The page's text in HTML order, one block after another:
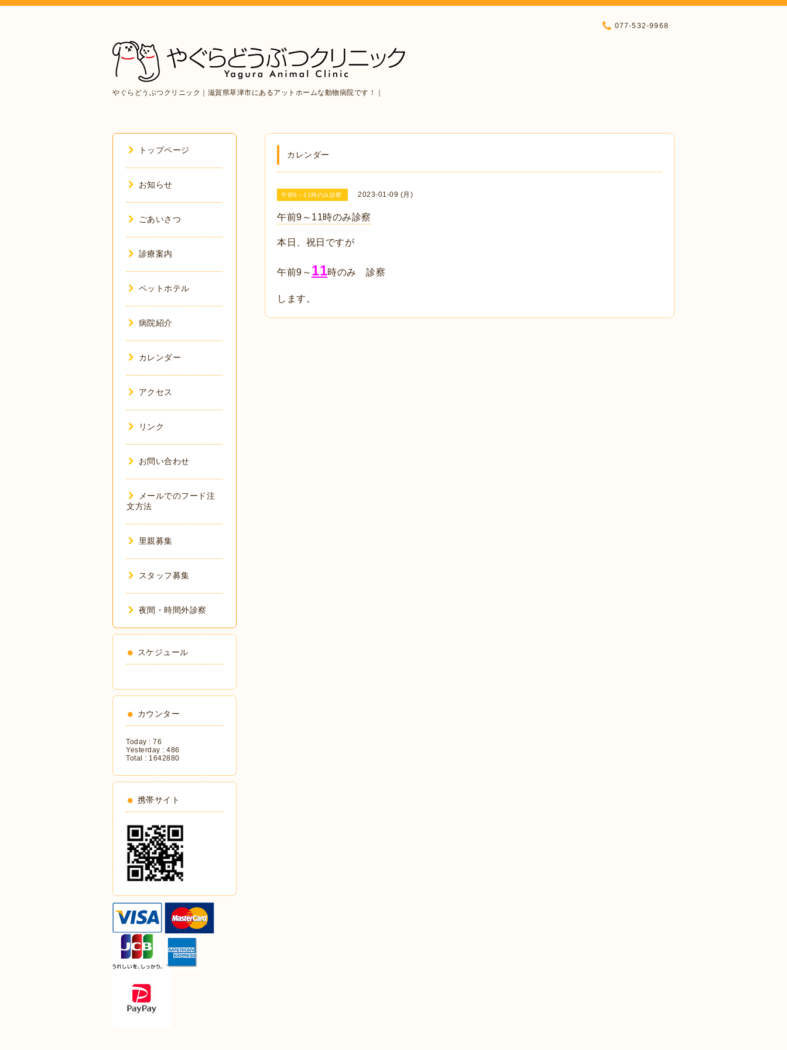
やぐらどうぶつクリニック｜滋賀県草津市にあるアットホームな動物病院です！｜
077-532-9968
カレンダー
午前9～11時のみ診察 2023-01-09 (月)
午前9～11時のみ診察
本日、祝日ですが
午前9～ 11時のみ 診察
します。
トップページ
お知らせ
ごあいさつ
診療案内
ペットホテル
病院紹介
カレンダー
アクセス
リンク
お問い合わせ
メールでのフード注
文方法
里親募集
スタッフ募集
夜間・時間外診察
スケジュール
カウンター
Today : 76
Yesterday : 486
Total : 1642880
携帯サイト